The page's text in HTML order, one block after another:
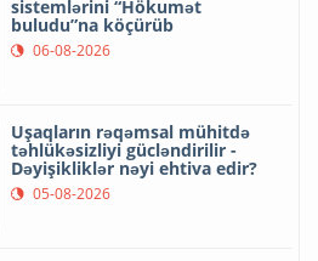
sistemlərini “Hökumət
buludu”na köçürüb
06-08-2026
Uşaqların rəqəmsal mühitdə
təhlükəsizliyi gücləndirilir -
Dəyişikliklər nəyi ehtiva edir?
05-08-2026